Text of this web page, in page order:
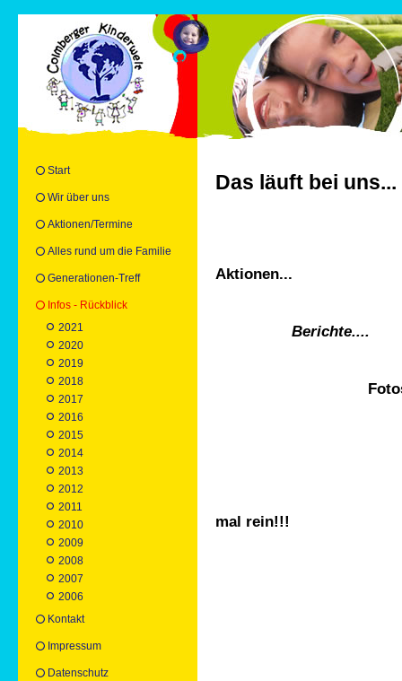
Start
Wir über uns
Aktionen/Termine
Alles rund um die Familie
Generationen-Treff
Infos - Rückblick
2021
2020
2019
2018
2017
2016
2015
2014
2013
2012
2011
2010
2009
2008
2007
2006
Kontakt
Impressum
Datenschutz
Das läuft bei
Aktionen...
Berichte....
mal rein!!!